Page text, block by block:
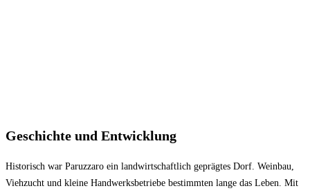
Geschichte und Entwicklung
Historisch war Paruzzaro ein landwirtschaftlich geprägtes Dorf. Weinbau,
Viehzucht und kleine Handwerksbetriebe bestimmten lange das Leben. Mit